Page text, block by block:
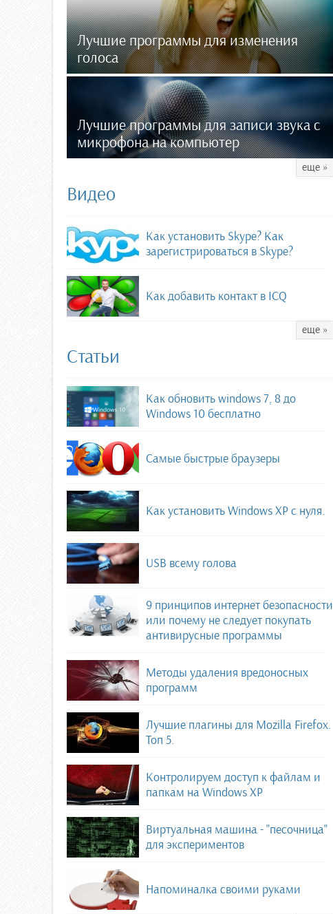
Лучшие программы для изменения
голоса
Лучшие программы для записи звука с
микрофона на компьютер
еще »
Видео
Как установить Skype? Как
зарегистрироваться в Skype?
Как добавить контакт в ICQ
еще »
Статьи
Как обновить windows 7, 8 до
Windows 10 бесплатно
Самые быстрые браузеры
Как установить Windows XP с нуля.
USB всему голова
9 принципов интернет безопасности
или почему не следует покупать
антивирусные программы
Методы удаления вредоносных
программ
Лучшие плагины для Mozilla Firefox.
Топ 5.
Контролируем доступ к файлам и
папкам на Windows XP
Виртуальная машина - "песочница"
для экспериментов
Напоминалка своими руками